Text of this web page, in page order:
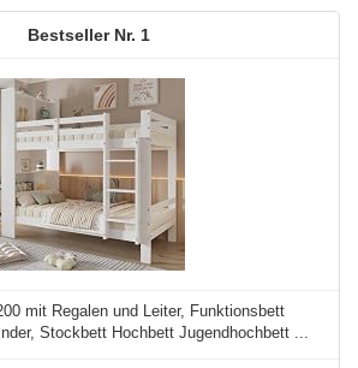
1
mit Regalen und Leiter, Funktionsbett
Stockbett Hochbett Jugendhochbett ...